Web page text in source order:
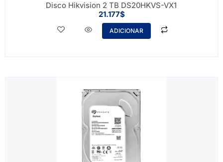
Disco Hikvision 2 TB DS20HKVS-VX1
21.177$
ADICIONAR